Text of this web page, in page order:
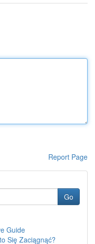
Report Page
Go
Guide
Się Zaciągnąć?